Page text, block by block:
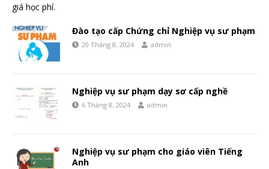
giá học phí.
Đào tạo cấp Chứng chỉ Nghiệp vụ sư phạm
20 Tháng 8, 2024 admin
Nghiệp vụ sư phạm dạy sơ cấp nghề
6 Tháng 8, 2024 admin
Nghiệp vụ sư phạm cho giáo viên Tiếng
Anh